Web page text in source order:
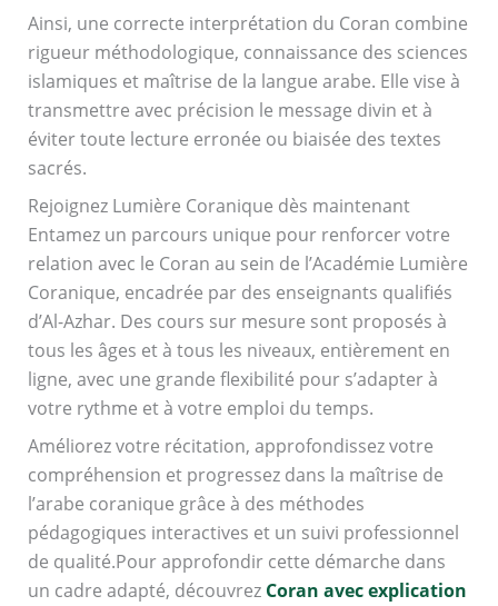
Ainsi, une correcte interprétation du Coran combine
rigueur méthodologique, connaissance des sciences
islamiques et maîtrise de la langue arabe. Elle vise à
transmettre avec précision le message divin et à
éviter toute lecture erronée ou biaisée des textes
sacrés.
Rejoignez Lumière Coranique dès maintenant
Entamez un parcours unique pour renforcer votre
relation avec le Coran au sein de l’Académie Lumière
Coranique, encadrée par des enseignants qualifiés
d’Al-Azhar. Des cours sur mesure sont proposés à
tous les âges et à tous les niveaux, entièrement en
ligne, avec une grande flexibilité pour s’adapter à
votre rythme et à votre emploi du temps.
Améliorez votre récitation, approfondissez votre
compréhension et progressez dans la maîtrise de
l’arabe coranique grâce à des méthodes
pédagogiques interactives et un suivi professionnel
de qualité.Pour approfondir cette démarche dans
un cadre adapté, découvrez Coran avec explication